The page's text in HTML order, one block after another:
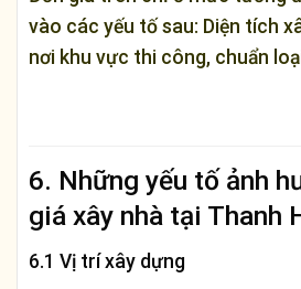
vào các yếu tố sau: Diện tích
nơi khu vực thi công, chuẩn
6. Những yếu tố ảnh
giá xây nhà tại Thanh
6.1 Vị trí xây dựng